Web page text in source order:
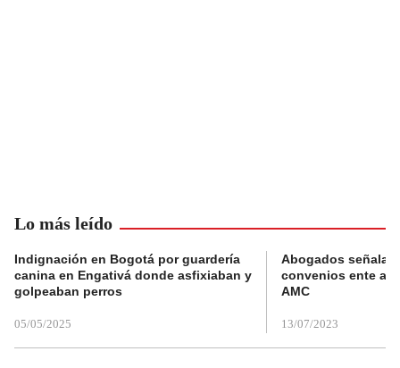
Lo más leído
Indignación en Bogotá por guardería
canina en Engativá donde asfixiaban y
golpeaban perros
05/05/2025
Abogados
convenios ente
AMC
13/07/2023